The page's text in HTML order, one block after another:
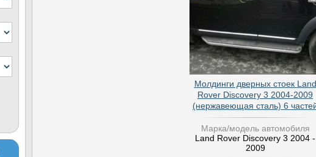
Молдинги дверных стоек Land
Rover Discovery 3 2004-2009
(нержавеющая сталь) 6
Марка/модель автомобиля
Land Rover Discovery 3 2004 -
2009